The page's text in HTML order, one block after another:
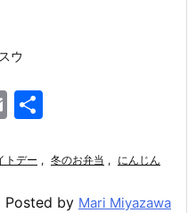
ウ
E
ai
l
トデー , 冬のお弁当 , にんじん
Posted by Mari Miyazawa